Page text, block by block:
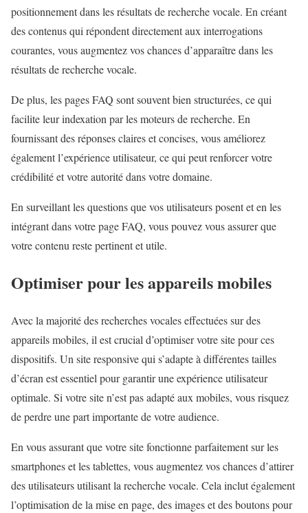
positionnement dans les résultats de recherche vocale. En créant
des contenus qui répondent directement aux interrogations
courantes, vous augmentez vos chances d’apparaître dans les
résultats de recherche vocale.
De plus, les pages FAQ sont souvent bien structurées, ce qui
facilite leur indexation par les moteurs de recherche. En
fournissant des réponses claires et concises, vous améliorez
également l’expérience utilisateur, ce qui peut renforcer votre
crédibilité et votre autorité dans votre domaine.
En surveillant les questions que vos utilisateurs posent et en les
intégrant dans votre page FAQ, vous pouvez vous assurer que
votre contenu reste pertinent et utile.
Optimiser pour les appareils mobiles
Avec la majorité des recherches vocales effectuées sur des
appareils mobiles, il est crucial d’optimiser votre site pour ces
dispositifs. Un site responsive qui s’adapte à différentes tailles
d’écran est essentiel pour garantir une expérience utilisateur
optimale. Si votre site n’est pas adapté aux mobiles, vous risquez
de perdre une part importante de votre audience.
En vous assurant que votre site fonctionne parfaitement sur les
smartphones et les tablettes, vous augmentez vos chances d’attirer
des utilisateurs utilisant la recherche vocale. Cela inclut également
l’optimisation de la mise en page, des images et des boutons pour